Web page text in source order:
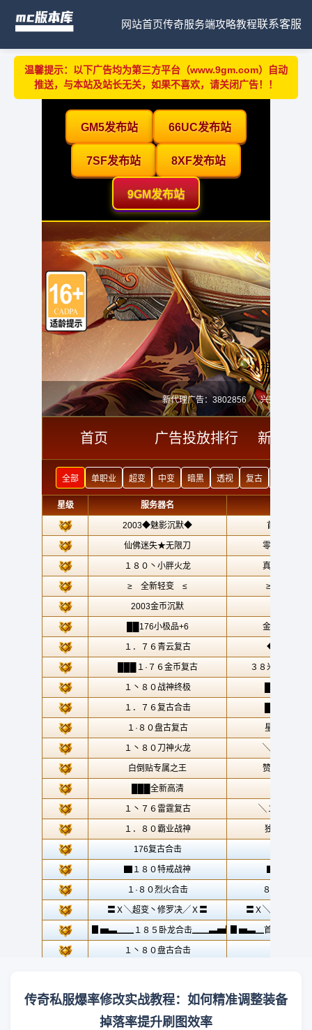
网站首页传奇服务端攻略教程联系客服
温馨提示：以下广告均为第三方平台（www.9gm.com）自动
推送，与本站及站长无关，如果不喜欢，请关闭广告！！
传奇私服爆率修改实战教程：如何精准调整装备
掉落率提升刷图效率